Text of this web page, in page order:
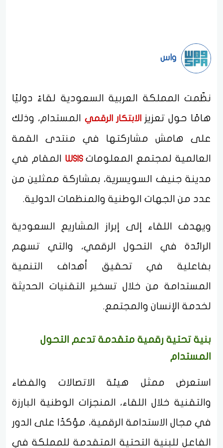
واس
نظّمت المملكة العربية السعودية لقاءً دوليًا
هامًا حول تعزيزالابتكار الرقمي المستدام، وذلك
على هامش مشاركتها في منتدى القمة
العالمية لمجتمع المعلوماتWSIS
المقام في
مدينة جنيف السويسرية، بمشاركة ممثلين من
عدد من الجهات الوطنية والمنظمات الدولية.
ويهدف اللقاء إلى إبراز المشاريع السعودية
الرائدة في التحول الرقمي، والتي تسهم
بفاعلية في تحقيق أهداف التنمية
المستدامة من خلال تسخير التقنيات الحديثة
لخدمة الإنسان والمجتمع.
بنية تحتية رقمية متقدمة تدعم التحول
المستدام
استعرض ممثل هيئة الاتصالات والفضاء
والتقنية خلال اللقاء، المنجزات الوطنية البارزة
في مجال الاستدامة الرقمية، مؤكدًا على الدور
الفاعل للبنية التحتية المتقدمة للمملكة في